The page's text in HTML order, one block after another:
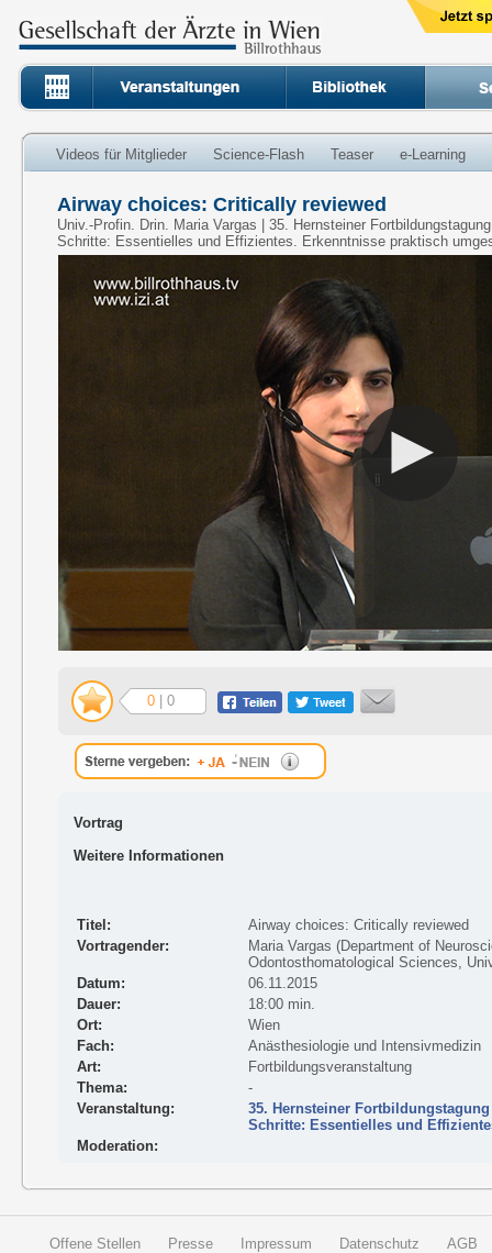
Videos für Mitglieder Science-Flash Teaser e-Learning
Airway choices: Critically reviewed
Univ.-Profin. Drin. Maria Vargas | 35. Hernsteiner
Schritte: Essentielles und Effizientes. Erkenntnisse praktisch
0 | 0
Vortrag
Weitere Informationen
Titel:
Airway choices: Critically reviewed
Vortragender:
Maria Vargas (Department of
Odontosthomatological Sciences,
Datum:
06.11.2015
Dauer:
18:00 min.
Ort:
Wien
Fach:
Anästhesiologie und Intensivmedizin
Art:
Fortbildungsveranstaltung
Thema:
-
Veranstaltung:
35. Hernsteiner
Schritte: Essentielles und
Moderation:
Offene Stellen Presse Impressum Datenschutz AGB